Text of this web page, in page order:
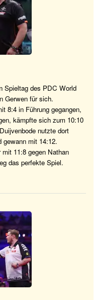
Spieltag des PDC World
Gerwen für sich.
8:4 in Führung gegangen,
kämpfte sich zum 10:10
nutzte dort
gewann mit 14:12.
11:8 gegen Nathan
das perfekte Spiel.